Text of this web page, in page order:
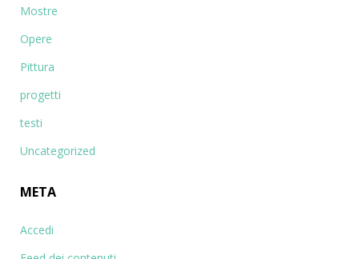
Mostre
Opere
Pittura
progetti
testi
Uncategorized
META
Accedi